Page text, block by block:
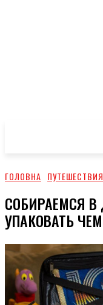
ГОЛОВНА ПУТЕШЕСТВИЯ
СОБИРАЕМСЯ
УПАКОВАТЬ